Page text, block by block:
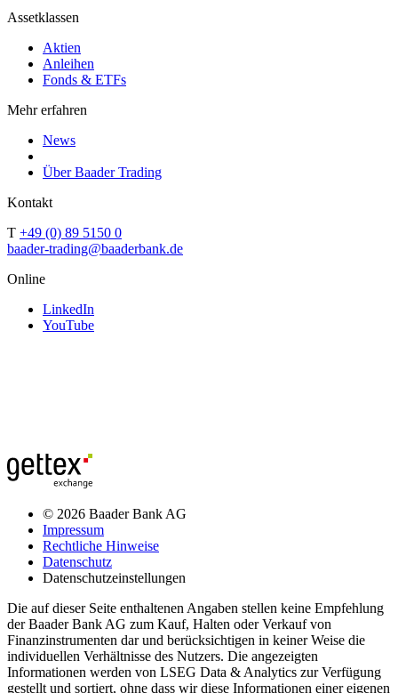
Assetklassen
Aktien
Anleihen
Fonds & ETFs
Mehr erfahren
News
Über Baader Trading
Kontakt
T +49 (0) 89 5150 0
baader-trading@baaderbank.de
Online
LinkedIn
YouTube
© 2026 Baader Bank AG
Impressum
Rechtliche Hinweise
Datenschutz
Datenschutzeinstellungen
Die auf dieser Seite enthaltenen Angaben stellen keine Empfehlung
der Baader Bank AG zum Kauf, Halten oder Verkauf von
Finanzinstrumenten dar und berücksichtigen in keiner Weise die
individuellen Verhältnisse des Nutzers. Die angezeigten
Informationen werden von LSEG Data & Analytics zur Verfügung
gestellt und sortiert, ohne dass wir diese Informationen einer eigenen